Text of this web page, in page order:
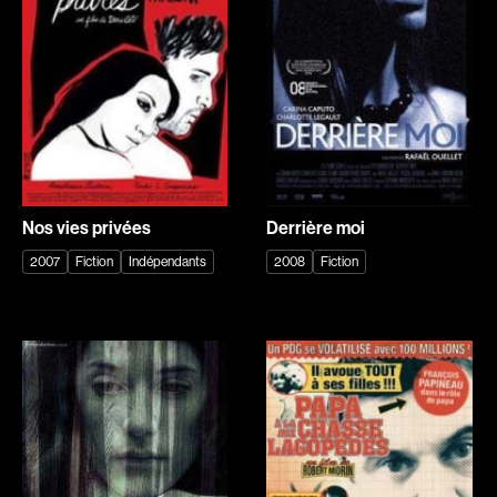
Sports
Western
Décennies
1920
1930
1940
1950
1960
1970
1980
1990
2020
Réalisateur
(Daniel Grou) Podz
Absa Moussa Sene
Adam Camil
Adam Mark
Nos vies privées
2007 Fiction Indépendants
Derrière moi
2008 Fiction